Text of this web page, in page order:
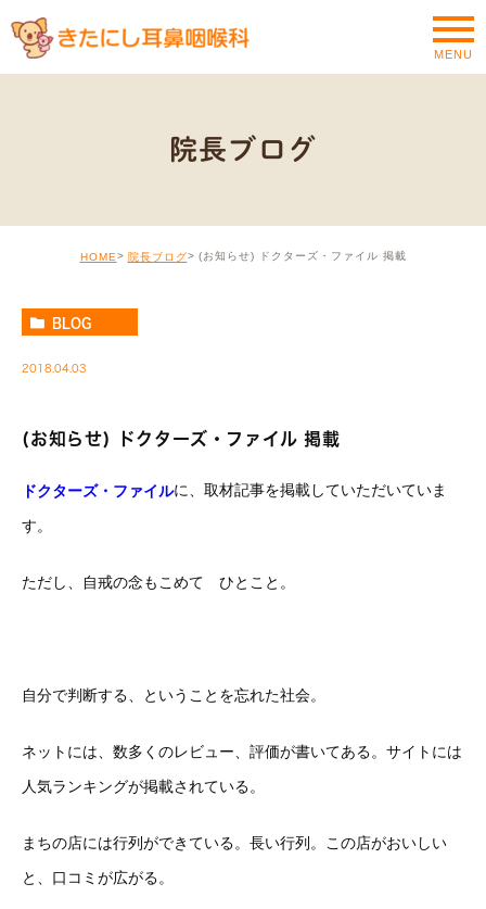
MENU
院長ブログ
HOME 院長ブログ (お知らせ) ドクターズ・ファイル 掲載
BLOG
2018.04.03
(お知らせ) ドクターズ・ファイル 掲載
ドクターズ・ファイルに、取材記事を掲載していただいていま
す。
ただし、自戒の念もこめて ひとこと。
自分で判断する、ということを忘れた社会。
ネットには、数多くのレビュー、評価が書いてある。サイトには
人気ランキングが掲載されている。
まちの店には行列ができている。長い行列。この店がおいしい
と、口コミが広がる。